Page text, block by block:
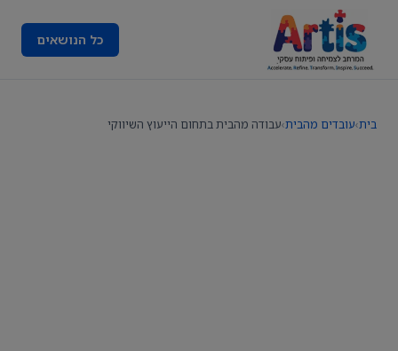
כל הנושאים
בית›עובדים מהבית›עבודה מהבית בתחום הייעוץ השיווקי